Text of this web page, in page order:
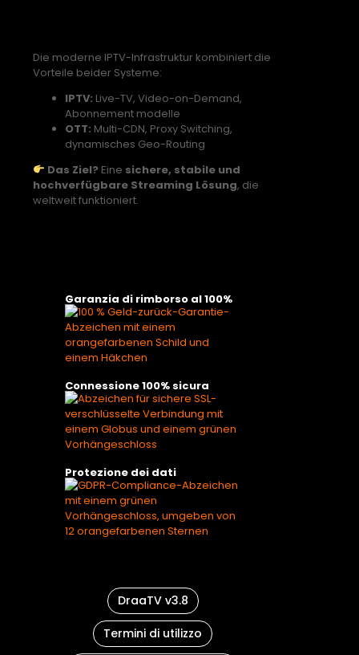
Die moderne IPTV-Infrastruktur kombiniert die
Vorteile beider Systeme:
IPTV: Live-TV, Video-on-Demand,
Abonnement modelle
OTT: Multi-CDN, Proxy Switching,
dynamisches Geo-Routing
Das Ziel? Eine sichere, stabile und
hochverfügbare Streaming Lösung, die
weltweit funktioniert.
Garanzia di rimborso al 100%
Connessione 100% sicura
Protezione dei dati
DraaTV v3.8
Termini di utilizzo